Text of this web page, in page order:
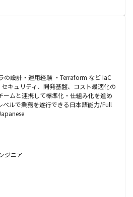
の設計・運用経験 ・Terraform など IaC
キュリティ、開発基盤、コスト最適化の
ームと連携して標準化・仕組み化を進め
ベルで業務を遂行できる日本語能力/Full
ジニア